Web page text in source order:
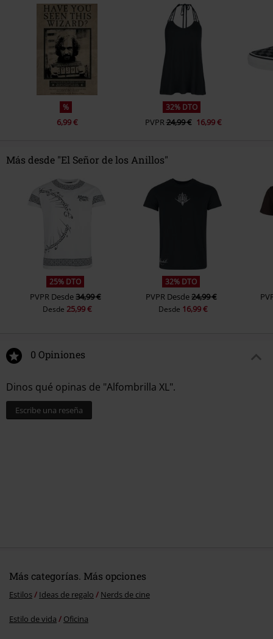
%
6,99 €
32% DTO
PVPR24,99 € 16,99 €
Más desde "El Señor de los Anillos"
25% DTO
PVPR Desde34,99 €
Desde 25,99 €
32% DTO
PVPR Desde24,99 €
Desde 16,99 €
0 Opiniones
Dinos qué opinas de "Alfombrilla XL".
Escribe una reseña
Más categorías. Más opciones
Estilos Ideas de regalo Nerds de cine
Estilo de vida Oficina